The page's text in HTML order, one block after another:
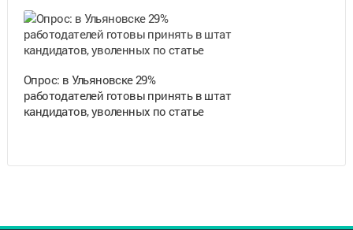
Опрос: в Ульяновске 29%
работодателей готовы принять в штат
кандидатов, уволенных по статье